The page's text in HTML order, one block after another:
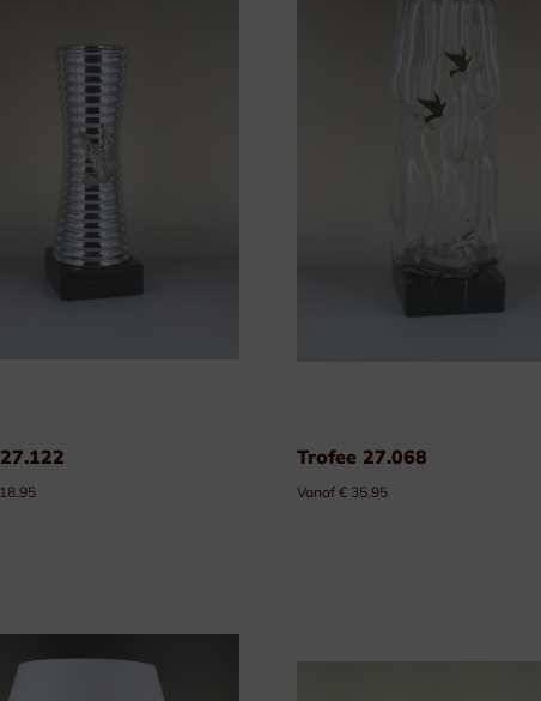
Trofee 27.068
Vanaf € 35.95